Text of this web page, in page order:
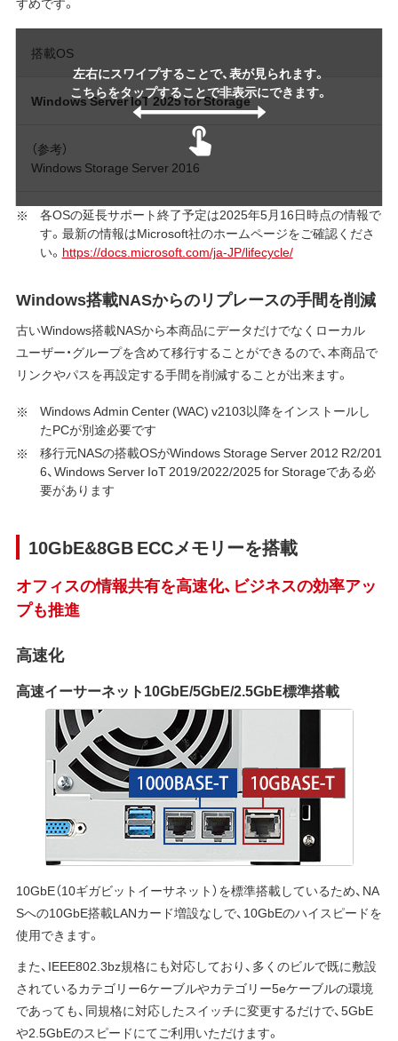
左右にスワイプすることで、表が見られます。
こちらをタップすることで非表示にできます。
搭載OS
Windows Server IoT 2025 for Storage
（参考）
Windows Storage Server 2016
各OSの延長サポート終了予定は2025年5月16日時点の情報で
す。最新の情報はMicrosoft社のホームページをご確認くださ
い。 https://docs.microsoft.com/ja-JP/lifecycle/
Windows搭載NASからのリプレースの手間を削減
古いWindows搭載NASから本商品にデータだけでなくローカル
ユーザー・グループを含めて移行することができるので、本商品で
リンクやパスを再設定する手間を削減することが出来ます。
Windows Admin Center (WAC) v2103以降をインストールし
たPCが別途必要です
移行元NASの搭載OSがWindows Storage Server 2012 R2/201
6、Windows Server IoT 2019/2022/2025 for Storageである必
要があります
10GbE&8GB ECCメモリーを搭載
オフィスの情報共有を高速化、ビジネスの効率アッ
プも推進
高速化
高速イーサーネット10GbE/5GbE/2.5GbE標準搭載
10GbE（10ギガビットイーサネット）を標準搭載しているため、NA
Sへの10GbE搭載LANカード増設なしで、10GbEのハイスピードを
使用できます。
また、IEEE802.3bz規格にも対応しており、多くのビルで既に敷設
されているカテゴリー6ケーブルやカテゴリー5eケーブルの環境
であっても、同規格に対応したスイッチに変更するだけで、5GbE
や2.5GbEのスピードにてご利用いただけます。